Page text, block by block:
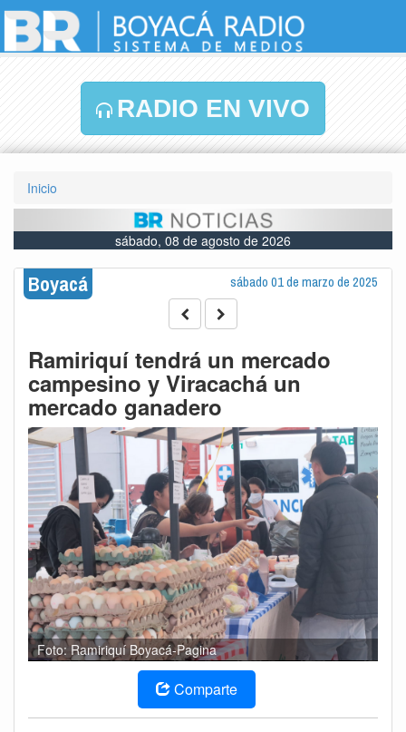
RADIO EN VIVO
Inicio
sábado, 08 de agosto de 2026
Boyacá sábado 01 de marzo de 2025
Ramiriquí tendrá un mercado
campesino y Viracachá un
mercado ganadero
Foto: Ramiriquí Boyacá-Pagina
Comparte